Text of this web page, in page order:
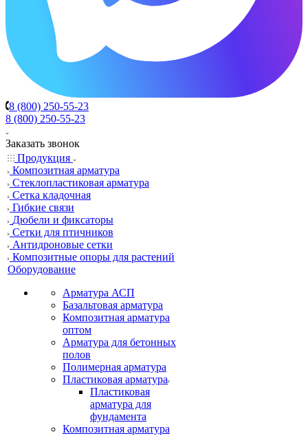
8 (800) 250-55-23
8 (800) 250-55-23
Заказать звонок
Продукция
Композитная арматура
Cтеклопластиковая арматура
Сетка кладочная
Гибкие связи
Дюбели и фиксаторы
Сетки для птичников
Антидроновые сетки
Композитные опоры для растений
Оборудование
Арматура АСП
Базальтовая арматура
Композитная арматура
оптом
Арматура для бетонных
полов
Полимерная арматура
Пластиковая арматура
Пластиковая
арматура для
фундамента
Композитная арматура